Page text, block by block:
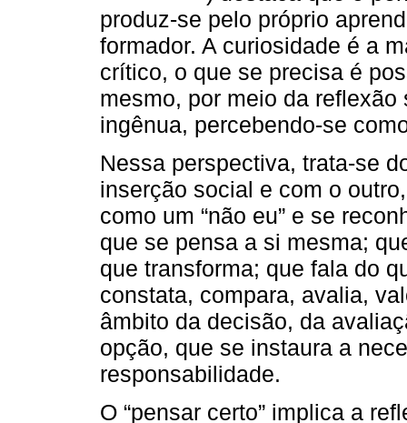
produz-se pelo próprio
formador. A curiosidade é a
crítico, o que se precisa é
mesmo, por meio da
ingênua, percebendo-se
Nessa perspectiva, trata-se
inserção social e com o
como um “não eu” e se
que se pensa a si mesma;
que transforma; que fala do
constata, compara, avalia,
âmbito da decisão, da
opção, que se instaura a
responsabilidade.
O “pensar certo” implica a